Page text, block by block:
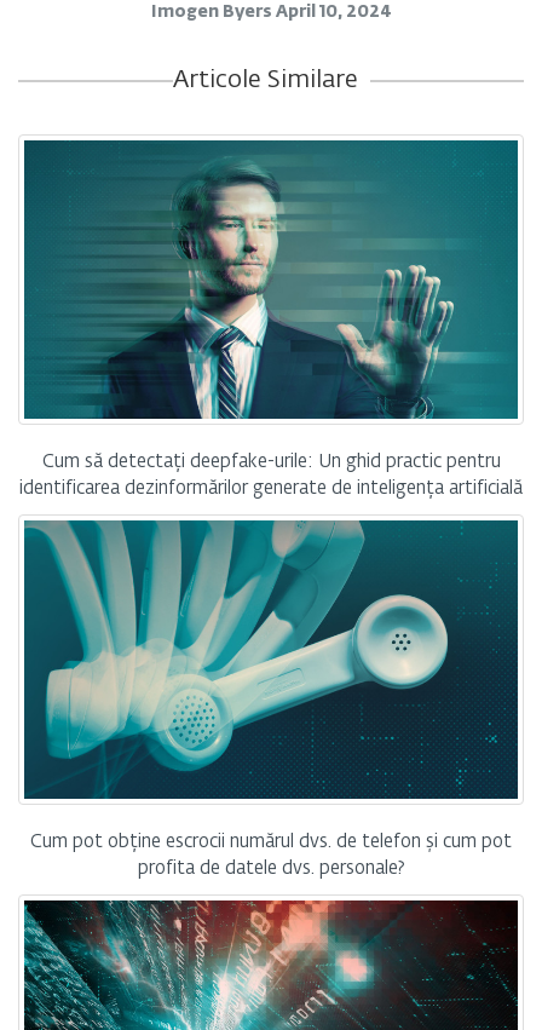
Imogen Byers April 10, 2024
Articole Similare
Cum să detectați deepfake-urile: Un ghid practic pentru
identificarea dezinformărilor generate de inteligența artificială
Cum pot obține escrocii numărul dvs. de telefon și cum pot
profita de datele dvs. personale?